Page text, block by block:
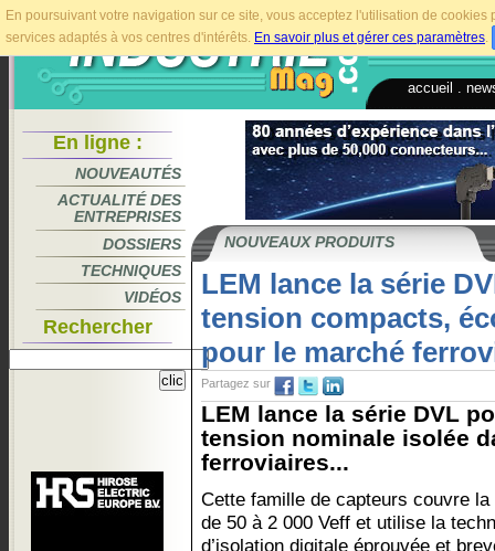
En poursuivant votre navigation sur ce site, vous acceptez l'utilisation de
services adaptés à vos centres d'intérêts. En savoir plus et gérer ces paramètres.
accueil
En ligne :
NOUVEAUTÉS
ACTUALITÉ DES
ENTREPRISES
DOSSIERS
TECHNIQUES
VIDÉOS
Rechercher
NOUVEAUX PRODUITS
LEM lance la série
tension compacts,
pour le marché
Partagez sur
LEM lance la série DVL
tension nominale isolée
ferroviaires...
Cette famille de capteurs couvre la
de 50 à 2 000 Veff et utilise la
d’isolation digitale éprouvée et